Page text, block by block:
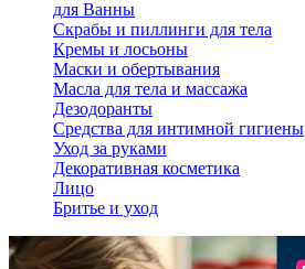
для Ванны
Скрабы и пиллинги для тела
Кремы и лосьоны
Маски и обертывания
Масла для тела и массажа
Дезодоранты
Средства для интимной гигиены
Уход за руками
Декоративная косметика
Лицо
Бритье и уход